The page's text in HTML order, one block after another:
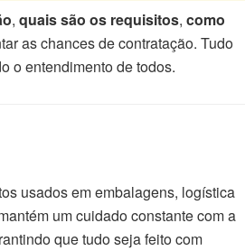
, quais são os requisitos, como
as chances de contratação. Tudo
o entendimento de todos.
usados em embalagens, logística
um cuidado constante com a
que tudo seja feito com